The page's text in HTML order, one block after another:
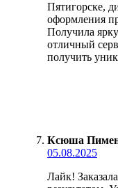
Пятигорске,
оформления
Получила
отличный
получить
Ксюша
05.08.2025
Лайк!